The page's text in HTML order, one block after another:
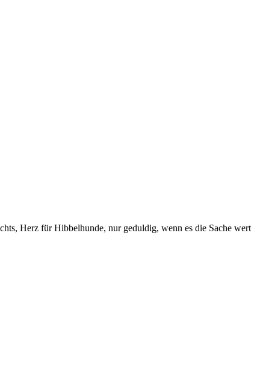
Herz für Hibbelhunde, nur geduldig, wenn es die Sache wert